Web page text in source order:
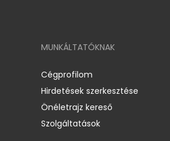
MUNKÁLTATÓKNAK
Cégprofilom
Hirdetések szerkesztése
Önéletrajz kereső
Szolgáltatások